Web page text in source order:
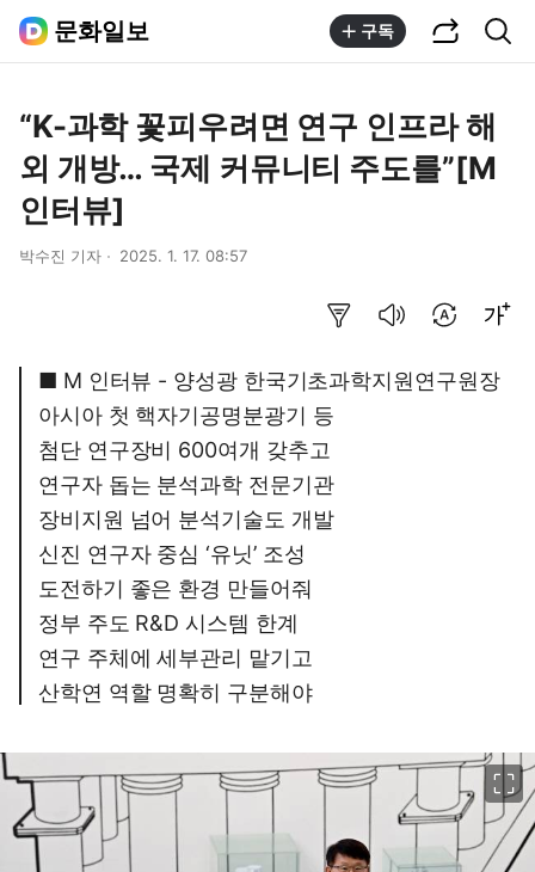
문화일보 구독
“K-과학 꽃피우려면 연구 인프라 해
외 개방… 국제 커뮤니티 주도를”[M
인터뷰]
박수진 기자 2025. 1. 17. 08:57
■ M 인터뷰 - 양성광 한국기초과학지원연구원장
아시아 첫 핵자기공명분광기 등
첨단 연구장비 600여개 갖추고
연구자 돕는 분석과학 전문기관
장비지원 넘어 분석기술도 개발
신진 연구자 중심 ‘유닛’ 조성
도전하기 좋은 환경 만들어줘
정부 주도 R&D 시스템 한계
연구 주체에 세부관리 맡기고
산학연 역할 명확히 구분해야